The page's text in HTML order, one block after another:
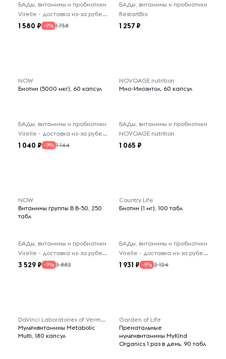
БАДы, витамины и пробиотики
Virelle - доставка из-за рубежа
1 580 -9% 1 738
БАДы, витамины и пробиотики
RestartBio
1 257
NOW
Биотин (5000 мкг), 60 капсул
БАДы, витамины и пробиотики
Virelle - доставка из-за рубежа
1 040 -9% 1 144
NOVOAGE nutrition
Мио-Инозитол, 60 капсул
БАДы, витамины и пробиотики
NOVOAGE nutrition
1 065
NOW
Витамины группы В В-50, 250
табл
БАДы, витамины и пробиотики
Virelle - доставка из-за рубежа
3 529 -9% 3 882
Country Life
Биотин (1 мг), 100 табл
БАДы, витамины и пробиотики
Virelle - доставка из-за рубежа
1 931 -9% 2 124
DaVinci Laboratories of Vermont
Мультивитамины Metabolic
Multi, 180 капсул
Garden of Life
Пренатальные
мультивитамины MyKind
Organics 1 раз в день, 90 табл